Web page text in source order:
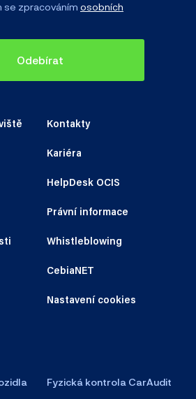
Kontakty
Kariéra
HelpDesk OCIS
Právní informace
Whistleblowing
CebiaNET
Nastavení cookies
Fyzická kontrola CarAudit
se zpracováním osobních
Odebírat